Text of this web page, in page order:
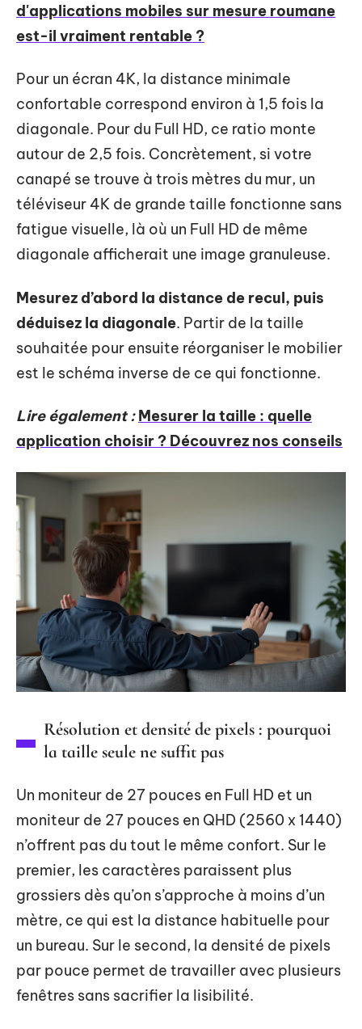
d'applications mobiles sur mesure roumane
est-il vraiment rentable ?
Pour un écran 4K, la distance minimale
confortable correspond environ à 1,5 fois la
diagonale. Pour du Full HD, ce ratio monte
autour de 2,5 fois. Concrètement, si votre
canapé se trouve à trois mètres du mur, un
téléviseur 4K de grande taille fonctionne sans
fatigue visuelle, là où un Full HD de même
diagonale afficherait une image granuleuse.
Mesurez d’abord la distance de recul, puis
déduisez la diagonale. Partir de la taille
souhaitée pour ensuite réorganiser le mobilier
est le schéma inverse de ce qui fonctionne.
Lire également : Mesurer la taille : quelle
application choisir ? Découvrez nos conseils
Résolution et densité de pixels : pourquoi
la taille seule ne suffit pas
Un moniteur de 27 pouces en Full HD et un
moniteur de 27 pouces en QHD (2560 x 1440)
n’offrent pas du tout le même confort. Sur le
premier, les caractères paraissent plus
grossiers dès qu’on s’approche à moins d’un
mètre, ce qui est la distance habituelle pour
un bureau. Sur le second, la densité de pixels
par pouce permet de travailler avec plusieurs
fenêtres sans sacrifier la lisibilité.